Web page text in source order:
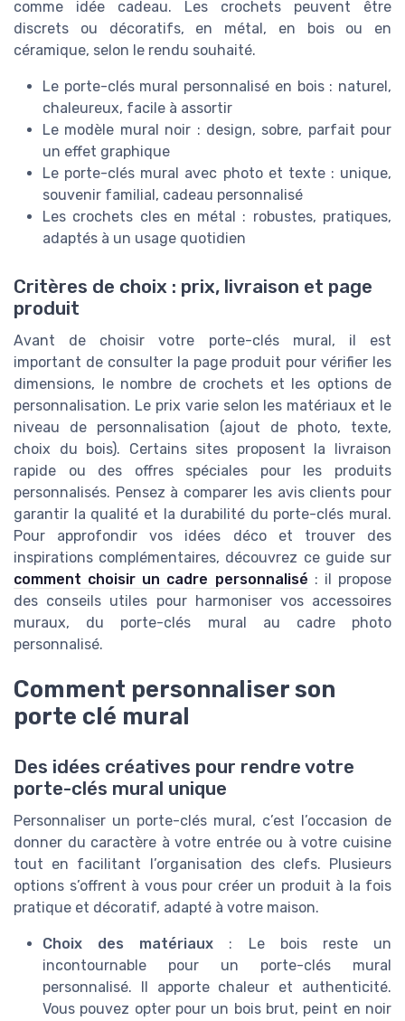
comme idée cadeau. Les crochets peuvent être
discrets ou décoratifs, en métal, en bois ou en
céramique, selon le rendu souhaité.
Le porte-clés mural personnalisé en bois : naturel,
chaleureux, facile à assortir
Le modèle mural noir : design, sobre, parfait pour
un effet graphique
Le porte-clés mural avec photo et texte : unique,
souvenir familial, cadeau personnalisé
Les crochets cles en métal : robustes, pratiques,
adaptés à un usage quotidien
Critères de choix : prix, livraison et page
produit
Avant de choisir votre porte-clés mural, il est
important de consulter la page produit pour vérifier les
dimensions, le nombre de crochets et les options de
personnalisation. Le prix varie selon les matériaux et le
niveau de personnalisation (ajout de photo, texte,
choix du bois). Certains sites proposent la livraison
rapide ou des offres spéciales pour les produits
personnalisés. Pensez à comparer les avis clients pour
garantir la qualité et la durabilité du porte-clés mural.
Pour approfondir vos idées déco et trouver des
inspirations complémentaires, découvrez ce guide sur
comment choisir un cadre personnalisé : il propose
des conseils utiles pour harmoniser vos accessoires
muraux, du porte-clés mural au cadre photo
personnalisé.
Comment personnaliser son
porte clé mural
Des idées créatives pour rendre votre
porte-clés mural unique
Personnaliser un porte-clés mural, c’est l’occasion de
donner du caractère à votre entrée ou à votre cuisine
tout en facilitant l’organisation des clefs. Plusieurs
options s’offrent à vous pour créer un produit à la fois
pratique et décoratif, adapté à votre maison.
Choix des matériaux : Le bois reste un
incontournable pour un porte-clés mural
personnalisé. Il apporte chaleur et authenticité.
Vous pouvez opter pour un bois brut, peint en noir